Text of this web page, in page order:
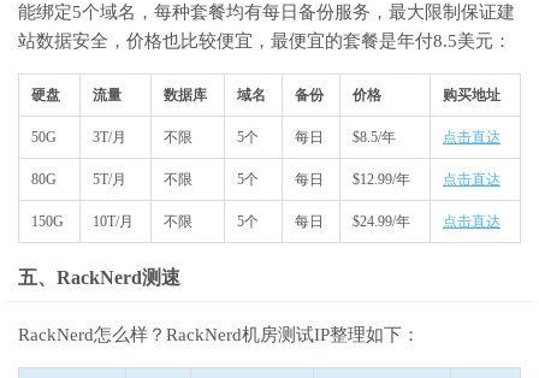
能绑定5个域名，每种套餐均有每日备份服务，最大限制保证建
站数据安全，价格也比较便宜，最便宜的套餐是年付8.5美元：
硬盘 流量 数据库 域名 备份 价格 购买地址
50G 3T/月 不限 5个 每日 $8.5/年 点击直达
80G 5T/月 不限 5个 每日 $12.99/年 点击直达
150G 10T/月 不限 5个 每日 $24.99/年 点击直达
五、RackNerd测速
RackNerd怎么样？RackNerd机房测试IP整理如下：